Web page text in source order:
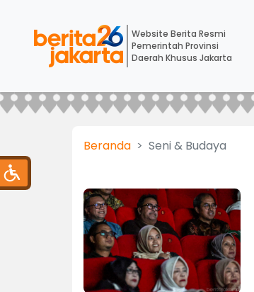
Website Berita Resmi
Pemerintah Provinsi
Daerah Khusus Jakarta
Beranda Seni & Budaya